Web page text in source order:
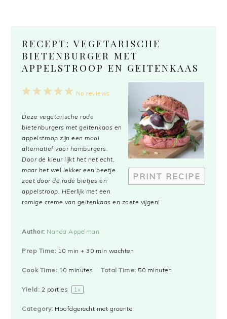
RECEPT: VEGETARISCHE
BIETENBURGER MET
APPELSTROOP EN GEITENKAAS
PRINT RECIPE
5
4
3
2
1
No reviews
Deze vegetarische rode
bietenburgers met geitenkaas en
appelstroop zijn een mooi
alternatief voor hamburgers.
Door de kleur lijkt het net echt,
maar het wel lekker een beetje
zoet door de rode bietjes en
appelstroop. HEerlijk met een
romige creme van geitenkaas en zoete vijgen!
Author: Nanda Appelman
Prep Time: 10 min + 30 min wachten
Cook Time: 10 minutes Total Time: 50 minuten
Yield: 2 porties 1x
Category: Hoofdgerecht met groente